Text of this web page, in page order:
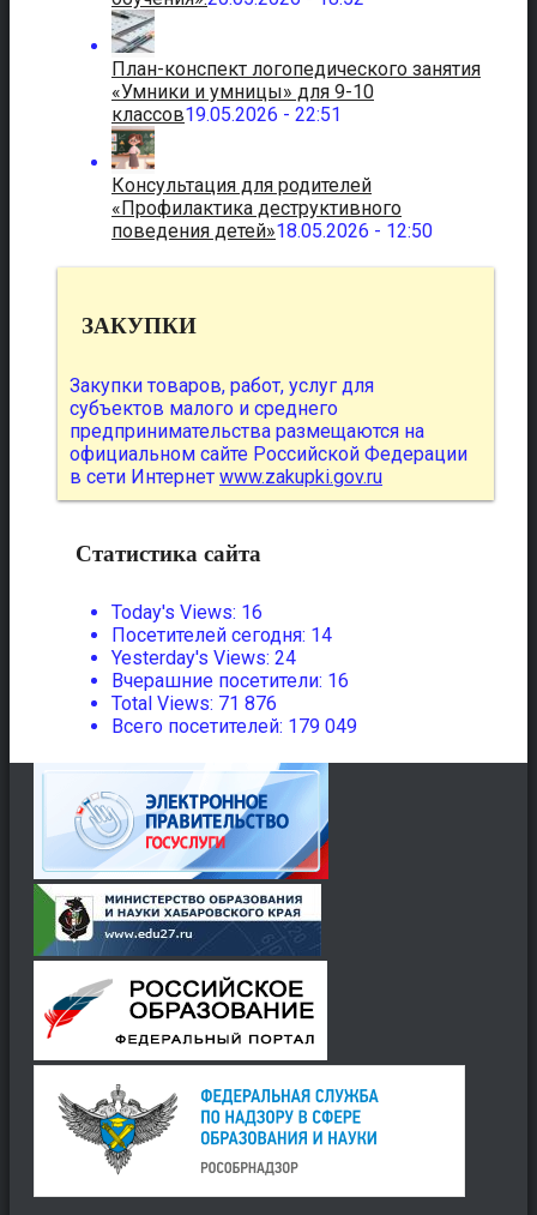
План-конспект логопедического занятия
«Умники и умницы» для 9-10
классов19.05.2026 - 22:51
Консультация для родителей
«Профилактика деструктивного
поведения детей»18.05.2026 - 12:50
ЗАКУПКИ
Закупки товаров, работ, услуг для
субъектов малого и среднего
предпринимательства размещаются на
официальном сайте Российской Федерации
в сети Интернет www.zakupki.gov.ru
Статистика сайта
Today's Views: 16
Посетителей сегодня: 14
Yesterday's Views: 24
Вчерашние посетители: 16
Total Views: 71 876
Всего посетителей: 179 049